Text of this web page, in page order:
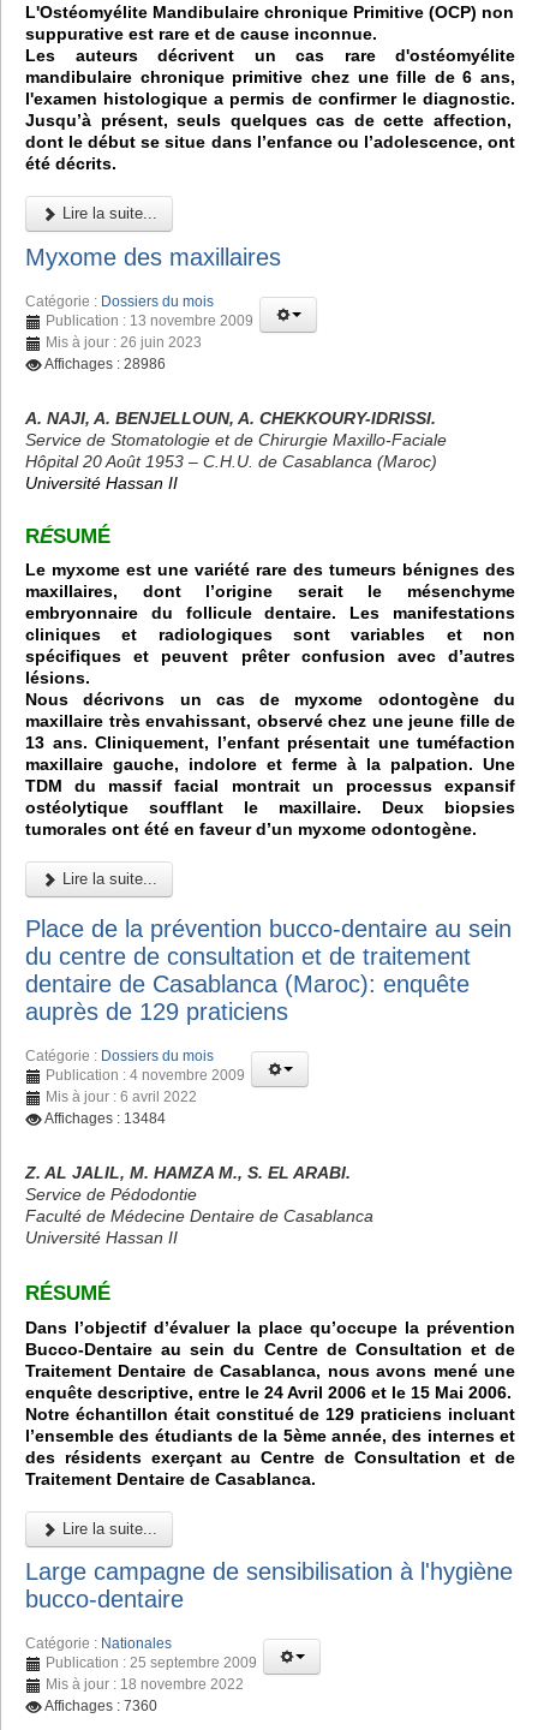
L'Ostéomyélite Mandibulaire chronique Primitive (OCP) non
suppurative est rare et de cause inconnue.
Les auteurs décrivent un cas rare d'ostéomyélite
mandibulaire chronique primitive chez une fille de 6 ans,
l'examen histologique a permis de confirmer le diagnostic.
Jusqu’à présent, seuls quelques cas de cette affection,
dont le début se situe dans l’enfance ou l’adolescence, ont
été décrits.
Lire la suite...
Myxome des maxillaires
Catégorie : Dossiers du mois
Publication : 13 novembre 2009
Mis à jour : 26 juin 2023
Affichages : 28986
A. NAJI, A. BENJELLOUN, A. CHEKKOURY-IDRISSI.
Service de Stomatologie et de Chirurgie Maxillo-Faciale
Hôpital 20 Août 1953 – C.H.U. de Casablanca (Maroc)
Université Hassan II
RÉSUMÉ
Le myxome est une variété rare des tumeurs bénignes des
maxillaires, dont l’origine serait le mésenchyme
embryonnaire du follicule dentaire. Les manifestations
cliniques et radiologiques sont variables et non
spécifiques et peuvent prêter confusion avec d’autres
lésions.
Nous décrivons un cas de myxome odontogène du
maxillaire très envahissant, observé chez une jeune fille de
13 ans. Cliniquement, l’enfant présentait une tuméfaction
maxillaire gauche, indolore et ferme à la palpation. Une
TDM du massif facial montrait un processus expansif
ostéolytique soufflant le maxillaire. Deux biopsies
tumorales ont été en faveur d’un myxome odontogène.
Lire la suite...
Place de la prévention bucco-dentaire au sein
du centre de consultation et de traitement
dentaire de Casablanca (Maroc): enquête
auprès de 129 praticiens
Catégorie : Dossiers du mois
Publication : 4 novembre 2009
Mis à jour : 6 avril 2022
Affichages : 13484
Z. AL JALIL, M. HAMZA M., S. EL ARABI.
Service de Pédodontie
Faculté de Médecine Dentaire de Casablanca
Université Hassan II
RÉSUMÉ
Dans l’objectif d’évaluer la place qu’occupe la prévention
Bucco-Dentaire au sein du Centre de Consultation et de
Traitement Dentaire de Casablanca, nous avons mené une
enquête descriptive, entre le 24 Avril 2006 et le 15 Mai 2006.
Notre échantillon était constitué de 129 praticiens incluant
l’ensemble des étudiants de la 5ème année, des internes et
des résidents exerçant au Centre de Consultation et de
Traitement Dentaire de Casablanca.
Lire la suite...
Large campagne de sensibilisation à l'hygiène
bucco-dentaire
Catégorie : Nationales
Publication : 25 septembre 2009
Mis à jour : 18 novembre 2022
Affichages : 7360